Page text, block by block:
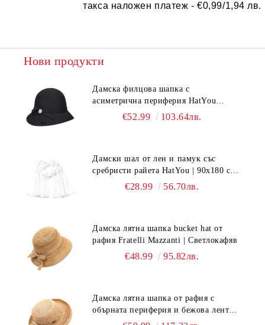
такса наложен платеж -€0,99/1,94 лв.
Нови продукти
Дамска филцова шапка с
асиметрична периферия HatYou
CF0376 | Черен
€52.99 103.64лв.
Дамски шал от лен и памук със
сребристи райета HatYou | 90x180 см |
€28.99 56.70лв.
Дамска лятна шапка bucket hat от
рафия Fratelli Mazzanti | Светлокафяв
€48.99 95.82лв.
Дамска лятна шапка от рафия с
обърната периферия и бежова лента
Fratelli Mazzanti | Натурален